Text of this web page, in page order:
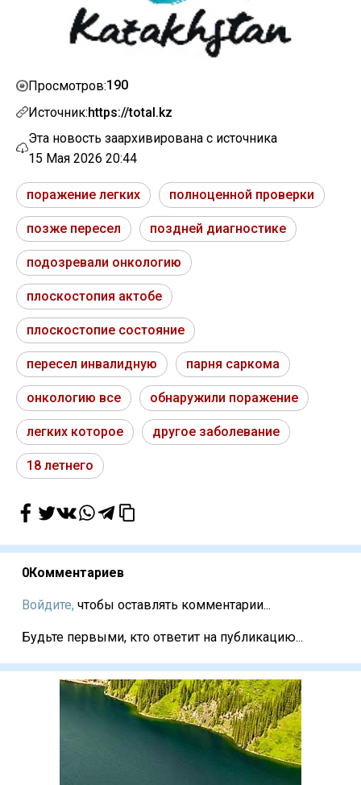
Просмотров:190
Источник:https://total.kz
Эта новость заархивирована с источника
15 Мая 2026 20:44
поражение легких полноценной проверки
позже пересел поздней диагностике
подозревали онкологию
плоскостопия актобе
плоскостопие состояние
пересел инвалидную парня саркома
онкологию все обнаружили поражение
легких которое другое заболевание
18 летнего
0Комментариев
Войдите, чтобы оставлять комментарии...
Будьте первыми, кто ответит на публикацию...